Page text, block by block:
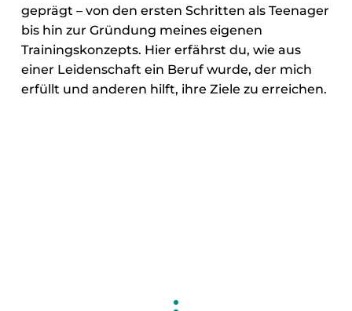
geprägt – von den ersten Schritten als Teenager
bis hin zur Gründung meines eigenen
Trainingskonzepts. Hier erfährst du, wie aus
einer Leidenschaft ein Beruf wurde, der mich
erfüllt und anderen hilft, ihre Ziele zu erreichen.